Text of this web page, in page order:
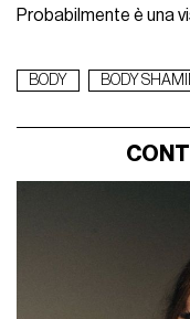
Probabilmente è una
BODY BODY